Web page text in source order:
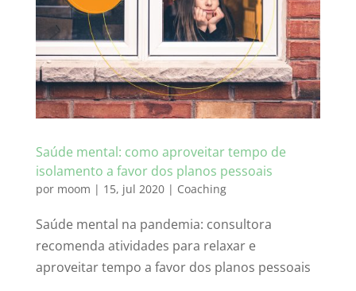
Saúde mental: como aproveitar tempo de
isolamento a favor dos planos pessoais
por moom | 15, jul 2020| Coaching
Saúde mental na pandemia: consultora
recomenda atividades para relaxar e
aproveitar tempo a favor dos planos pessoais